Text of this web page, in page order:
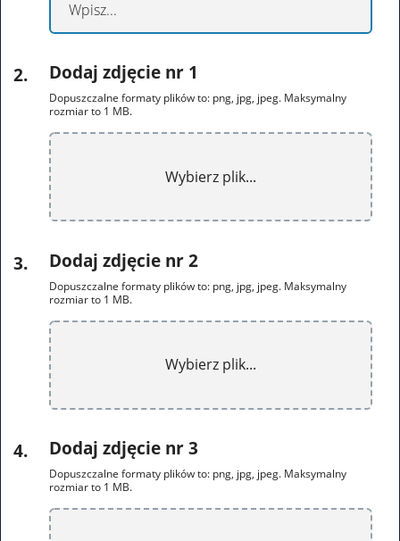
2. Dodaj zdjęcie nr 1
Dopuszczalne formaty plików to: png, jpg, jpeg. Maksymalny
rozmiar to 1 MB.
Wybierz plik...
3. Dodaj zdjęcie nr 2
Dopuszczalne formaty plików to: png, jpg, jpeg. Maksymalny
rozmiar to 1 MB.
Wybierz plik...
4. Dodaj zdjęcie nr 3
Dopuszczalne formaty plików to: png, jpg, jpeg. Maksymalny
rozmiar to 1 MB.